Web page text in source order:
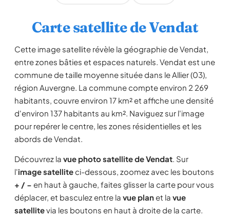
Carte satellite de Vendat
Cette image satellite révèle la géographie de Vendat,
entre zones bâties et espaces naturels. Vendat est une
commune de taille moyenne située dans le Allier (03),
région Auvergne. La commune compte environ 2 269
habitants, couvre environ 17 km² et affiche une densité
d'environ 137 habitants au km². Naviguez sur l'image
pour repérer le centre, les zones résidentielles et les
abords de Vendat.
Découvrez la vue photo satellite de Vendat. Sur
l'image satelliteci-dessous, zoomez avec les boutons
+ / − en haut à gauche, faites glisser la carte pour vous
déplacer, et basculez entre la vue planet la vue
satellitevia les boutons en haut à droite de la carte.